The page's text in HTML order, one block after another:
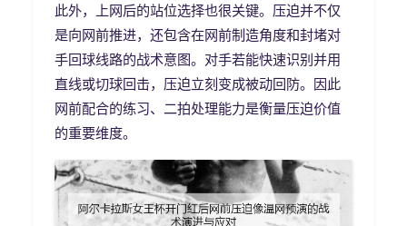
此外，上网后的站位选择也很关键。压迫并不仅
是向网前推进，还包含在网前制造角度和封堵对
手回球线路的战术意图。对手若能快速识别并用
直线或切球回击，压迫立刻变成被动回防。因此
网前配合的练习、二拍处理能力是衡量压迫价值
的重要维度。